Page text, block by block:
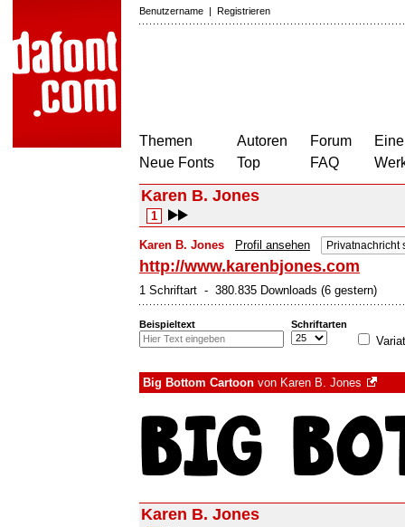
Benutzername | Registrieren
Themen
Neue Fonts
Autoren
Top
Forum
FAQ
Karen B. Jones
1
Karen B. Jones Profil ansehen Privatnachricht
http://www.karenbjones.com
1 Schriftart - 380.835 Downloads (6 gestern)
Beispieltext Schriftarten
Big Bottom Cartoon von Karen B. Jones
Karen B. Jones